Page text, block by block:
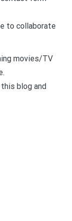
to collaborate
blog and